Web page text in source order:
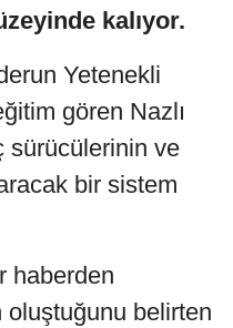
kalıyor.
Yetenekli
gören Nazlı
sürücülerinin ve
bir sistem
haberden
belirten